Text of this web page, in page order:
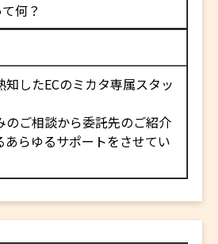
何？
知したECのミカタ専属スタッ
のご相談から委託先のご紹介
あらゆるサポートをさせてい